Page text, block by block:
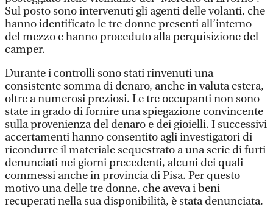
Sul posto sono intervenuti gli agenti delle volanti, che
hanno identificato le tre donne presenti all’interno
del mezzo e hanno proceduto alla perquisizione del
camper.
Durante i controlli sono stati rinvenuti una
consistente somma di denaro, anche in valuta estera,
oltre a numerosi preziosi. Le tre occupanti non sono
state in grado di fornire una spiegazione convincente
sulla provenienza del denaro e dei gioielli. I successivi
accertamenti hanno consentito agli investigatori di
ricondurre il materiale sequestrato a una serie di furti
denunciati nei giorni precedenti, alcuni dei quali
commessi anche in provincia di Pisa. Per questo
motivo una delle tre donne, che aveva i beni
recuperati nella sua disponibilità, è stata denunciata.